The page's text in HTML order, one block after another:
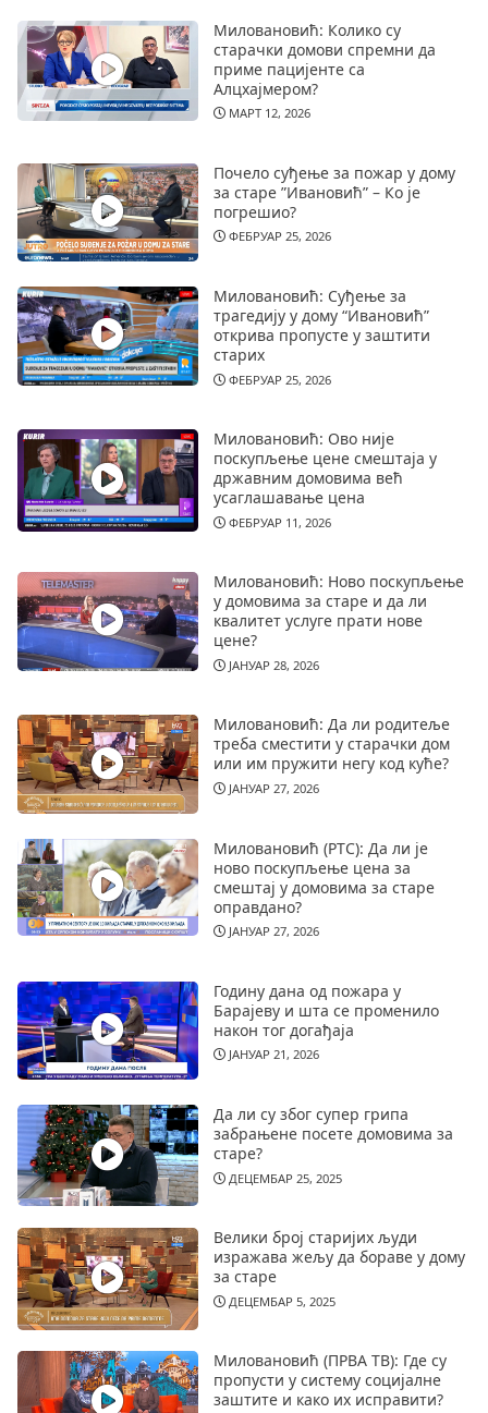
Миловановић: Колико су
старачки домови спремни да
приме пацијенте са
Алцхајмером?
МАРТ 12, 2026
Почело суђење за пожар у дому
за старе ”Ивановић” – Ко је
погрешио?
ФЕБРУАР 25, 2026
Миловановић: Суђење за
трагедију у дому “Ивановић”
открива пропусте у заштити
старих
ФЕБРУАР 25, 2026
Миловановић: Ово није
поскупљење цене смештаја у
државним домовима већ
усаглашавање цена
ФЕБРУАР 11, 2026
Миловановић: Ново поскупљење
у домовима за старе и да ли
квалитет услуге прати нове
цене?
ЈАНУАР 28, 2026
Миловановић: Да ли родитеље
треба сместити у старачки дом
или им пружити негу код куће?
ЈАНУАР 27, 2026
Миловановић (РТС): Да ли је
ново поскупљење цена за
смештај у домовима за старе
оправдано?
ЈАНУАР 27, 2026
Годину дана од пожара у
Барајеву и шта се променило
након тог догађаја
ЈАНУАР 21, 2026
Да ли су због супер грипа
забрањене посете домовима за
старе?
ДЕЦЕМБАР 25, 2025
Велики број старијих људи
изражава жељу да бораве у дому
за старе
ДЕЦЕМБАР 5, 2025
Миловановић (ПРВА ТВ): Где су
пропусти у систему социјалне
заштите и како их исправити?